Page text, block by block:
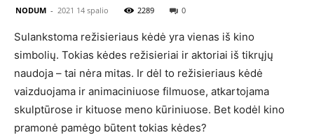
NODUM - 2021 14 spalio 2289 0
Sulankstoma režisieriaus kėdė yra vienas iš kino
simbolių. Tokias kėdes režisieriai ir aktoriai iš tikrųjų
naudoja – tai nėra mitas. Ir dėl to režisieriaus kėdė
vaizduojama ir animaciniuose filmuose, atkartojama
skulptūrose ir kituose meno kūriniuose. Bet kodėl kino
pramonė pamėgo būtent tokias kėdes?